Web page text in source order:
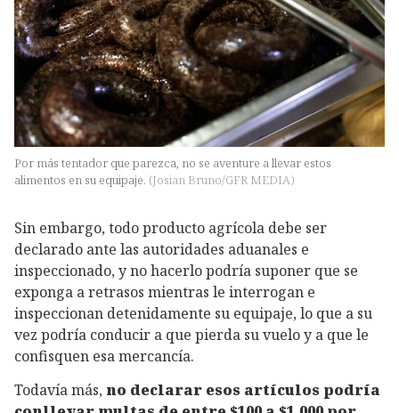
Por más tentador que parezca, no se aventure a llevar estos
alimentos en su equipaje. (Josian Bruno/GFR MEDIA)
Sin embargo, todo producto agrícola debe ser
declarado ante las autoridades aduanales e
inspeccionado, y no hacerlo podría suponer que se
exponga a retrasos mientras le interrogan e
inspeccionan detenidamente su equipaje, lo que a su
vez podría conducir a que pierda su vuelo y a que le
confisquen esa mercancía.
Todavía más, no declarar esos artículos podría